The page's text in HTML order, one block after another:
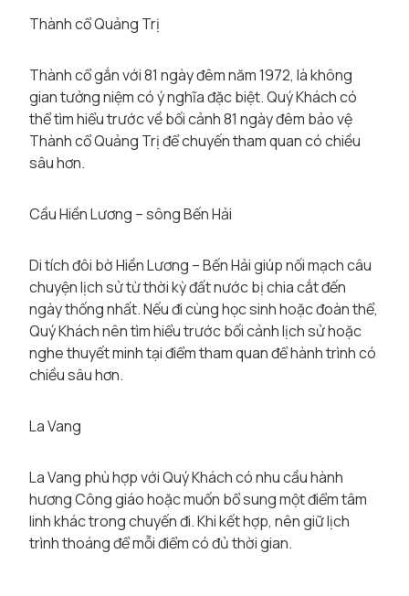
Thành cổ Quảng Trị
Thành cổ gắn với 81 ngày đêm năm 1972, là không
gian tưởng niệm có ý nghĩa đặc biệt. Quý Khách có
thể tìm hiểu trước về bối cảnh 81 ngày đêm bảo vệ
Thành cổ Quảng Trị để chuyến tham quan có chiều
sâu hơn.
Cầu Hiền Lương – sông Bến Hải
Di tích đôi bờ Hiền Lương – Bến Hải giúp nối mạch câu
chuyện lịch sử từ thời kỳ đất nước bị chia cắt đến
ngày thống nhất. Nếu đi cùng học sinh hoặc đoàn thể,
Quý Khách nên tìm hiểu trước bối cảnh lịch sử hoặc
nghe thuyết minh tại điểm tham quan để hành trình có
chiều sâu hơn.
La Vang
La Vang phù hợp với Quý Khách có nhu cầu hành
hương Công giáo hoặc muốn bổ sung một điểm tâm
linh khác trong chuyến đi. Khi kết hợp, nên giữ lịch
trình thoáng để mỗi điểm có đủ thời gian.